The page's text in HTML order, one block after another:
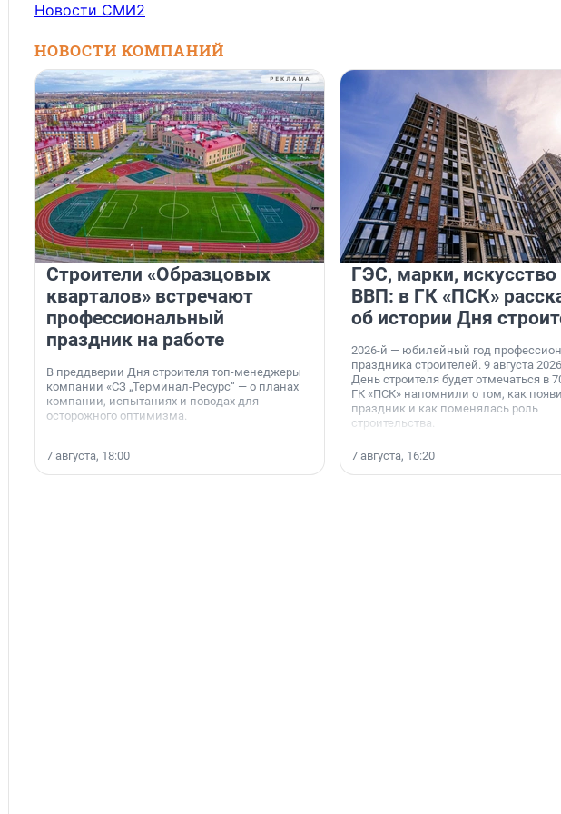
Новости СМИ2
НОВОСТИ КОМПАНИЙ
Строители «Образцовых
кварталов» встречают
профессиональный
праздник на работе
В преддверии Дня строителя топ-менеджеры
компании «СЗ „Терминал-Ресурс“ — о планах
компании, испытаниях и поводах для
осторожного оптимизма.
7 августа, 18:00
ГЭС, марки, искусство
ВВП: в ГК «ПСК»
об истории Дня
2026-й — юбилейный год
праздника строителей. 9 августа
День строителя будет отмечаться в
ГК «ПСК» напомнили о том, как
праздник и как поменялась роль
строительства.
7 августа, 16:20